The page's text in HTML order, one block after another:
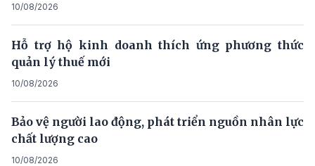
10/08/2026
Hỗ trợ hộ kinh doanh thích ứng phương thức
quản lý thuế mới
10/08/2026
Bảo vệ người lao động, phát triển nguồn nhân lực
chất lượng cao
10/08/2026